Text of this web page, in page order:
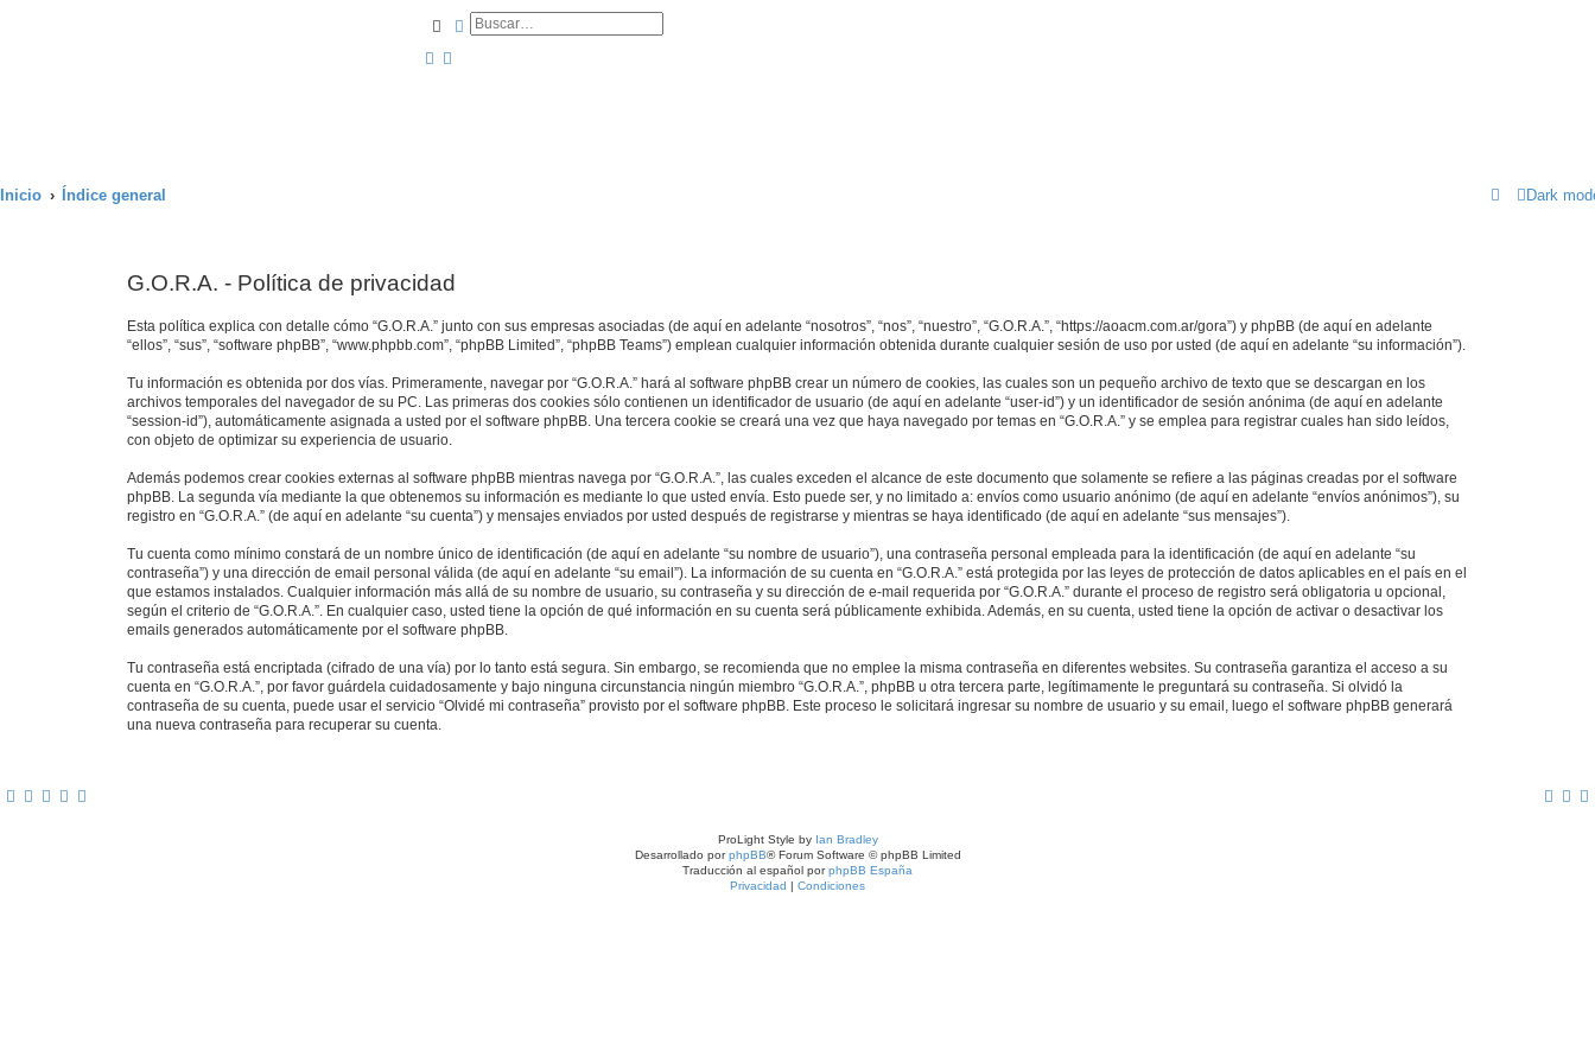
BuscarBúsqueda avanzada
Dark
Inicio Índice general
G.O.R.A. - Política de privacidad
Esta política explica con detalle cómo “G.O.R.A.” junto con sus empresas asociadas (de aquí en adelante “nosotros”, “nos”, “nuestro”, “G.O.R.A.”, “https://aoacm.com.ar/gora”) y phpBB (de aquí en adelante
“ellos”, “sus”, “software phpBB”, “www.phpbb.com”, “phpBB Limited”, “phpBB Teams”) emplean cualquier información obtenida durante cualquier sesión de uso por usted (de aquí en adelante “su información”).
Tu información es obtenida por dos vías. Primeramente, navegar por “G.O.R.A.” hará al software phpBB crear un número de cookies, las cuales son un pequeño archivo de texto que se descargan en los
archivos temporales del navegador de su PC. Las primeras dos cookies sólo contienen un identificador de usuario (de aquí en adelante “user-id”) y un identificador de sesión anónima (de aquí en adelante
“session-id”), automáticamente asignada a usted por el software phpBB. Una tercera cookie se creará una vez que haya navegado por temas en “G.O.R.A.” y se emplea para registrar cuales han sido leídos,
con objeto de optimizar su experiencia de usuario.
Además podemos crear cookies externas al software phpBB mientras navega por “G.O.R.A.”, las cuales exceden el alcance de este documento que solamente se refiere a las páginas creadas por el software
phpBB. La segunda vía mediante la que obtenemos su información es mediante lo que usted envía. Esto puede ser, y no limitado a: envíos como usuario anónimo (de aquí en adelante “envíos anónimos”), su
registro en “G.O.R.A.” (de aquí en adelante “su cuenta”) y mensajes enviados por usted después de registrarse y mientras se haya identificado (de aquí en adelante “sus mensajes”).
Tu cuenta como mínimo constará de un nombre único de identificación (de aquí en adelante “su nombre de usuario”), una contraseña personal empleada para la identificación (de aquí en adelante “su
contraseña”) y una dirección de email personal válida (de aquí en adelante “su email”). La información de su cuenta en “G.O.R.A.” está protegida por las leyes de protección de datos aplicables en el país en el
que estamos instalados. Cualquier información más allá de su nombre de usuario, su contraseña y su dirección de e-mail requerida por “G.O.R.A.” durante el proceso de registro será obligatoria u opcional,
según el criterio de “G.O.R.A.”. En cualquier caso, usted tiene la opción de qué información en su cuenta será públicamente exhibida. Además, en su cuenta, usted tiene la opción de activar o desactivar los
emails generados automáticamente por el software phpBB.
Tu contraseña está encriptada (cifrado de una vía) por lo tanto está segura. Sin embargo, se recomienda que no emplee la misma contraseña en diferentes websites. Su contraseña garantiza el acceso a su
cuenta en “G.O.R.A.”, por favor guárdela cuidadosamente y bajo ninguna circunstancia ningún miembro “G.O.R.A.”, phpBB u otra tercera parte, legítimamente le preguntará su contraseña. Si olvidó la
contraseña de su cuenta, puede usar el servicio “Olvidé mi contraseña” provisto por el software phpBB. Este proceso le solicitará ingresar su nombre de usuario y su email, luego el software phpBB generará
una nueva contraseña para recuperar su cuenta.
ProLight Style by Ian Bradley
Desarrollado porphpBB® Forum Software © phpBB Limited
Traducción al español porphpBB España
Privacidad | Condiciones